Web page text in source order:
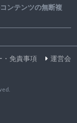
ンテンツの無断複
・免責事項
運営会